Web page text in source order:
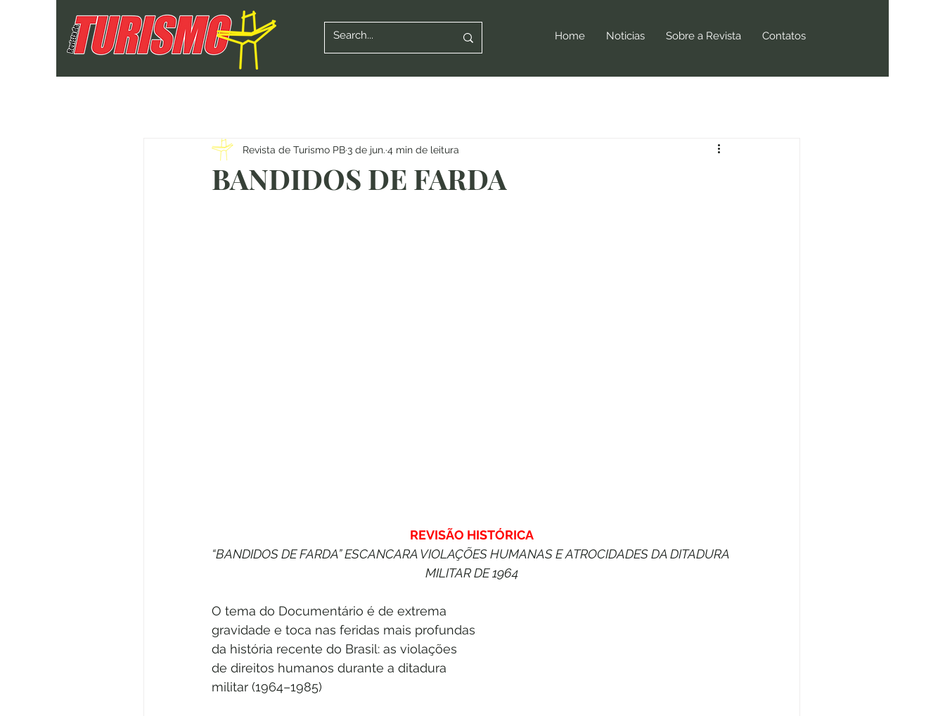
Home Noticias Sobre a Revista Contatos
BANDIDOS DE FARDA
Revista de Turismo PB3 de jun. 4 min de leitura
REVISÃO HISTÓRICA
“BANDIDOS DE FARDA” ESCANCARA VIOLAÇÕES HUMANAS E ATROCIDADES DA DITADURA
MILITAR DE 1964
O tema do Documentário é de extrema
gravidade e toca nas feridas mais profundas
da história recente do Brasil: as violações
de direitos humanos durante a ditadura
militar (1964–1985)